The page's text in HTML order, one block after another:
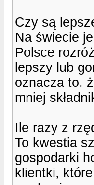
Czy są
Na świecie
Polsce
lepszy lub
oznacza to,
mniej
Ile razy z
To kwestia
gospodarki
klientki,